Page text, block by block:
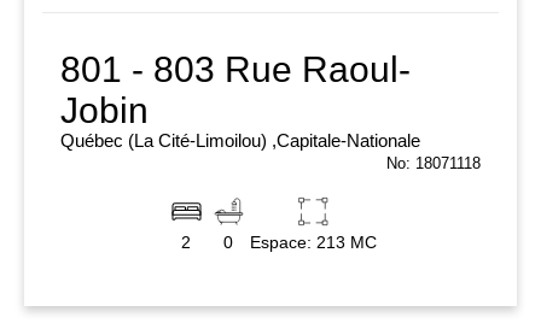
801 - 803 Rue Raoul-
Jobin
Québec (La Cité-Limoilou) ,Capitale-Nationale
No: 18071118
2 0 Espace: 213 MC